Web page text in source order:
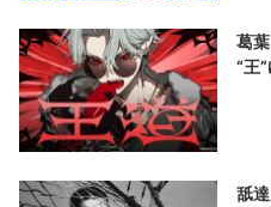
葛
“王
舐